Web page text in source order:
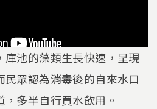
池的藻類生長快速，呈現
眾認為消毒後的自來水口
多半自行買水飲用。